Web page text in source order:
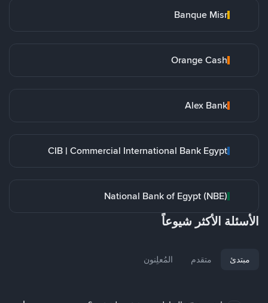
Banque Misr
Orange Cash
Alex Bank
CIB | Commercial International Bank Egypt
National Bank of Egypt (NBE)
الأسئلة الأكثر شيوعاً
مبتدئ متقدم المُعلِنون